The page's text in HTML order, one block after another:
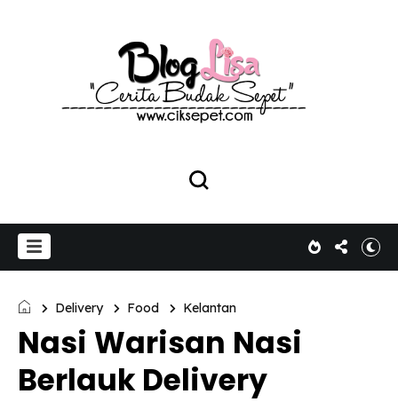
Delivery Food Kelantan
Nasi Warisan Nasi
Berlauk Delivery